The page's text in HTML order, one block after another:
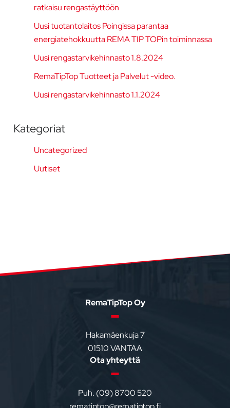
ratkaisu rengastäyttöön
Uusi tuotantolaitos Poingissa parantaa
energiatehokkuutta REMA TIP TOPin toiminnassa
Uusi rengastarvikehinnasto 1.8.2024
RemaTipTop Tuotteet ja Palvelut -video.
Uusi rengastarvikehinnasto 1.1.2024
Kategoriat
Uncategorized
Uutiset
RemaTipTop Oy
Hakamäenkuja 7
01510 VANTAA
Ota yhteyttä
Puh. (09) 8700 520